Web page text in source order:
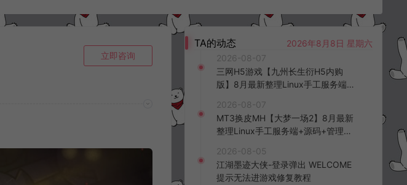
立即咨询
TA的动态
2026年8月8日 星期六
2026-08-07
三网H5游戏【九州长生衍H5内购
版】8月最新整理Linux手工服务端
客户端+详细搭建教程+视频教程
2026-08-07
MT3换皮MH【大梦一场2】8月最新
整理Linux手工服务端+源码+管理后
频教程
2026-08-05
江湖墨迹大侠-登录弹出 WELCOME
提示无法进游戏修复教程